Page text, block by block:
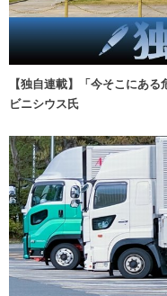
【独自連載】「今そこにあ
ビニシウス氏